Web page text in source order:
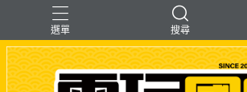
選單 搜尋